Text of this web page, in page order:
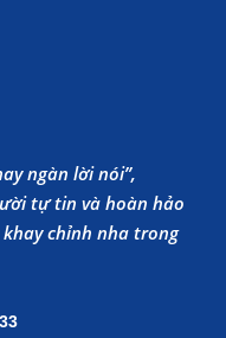
ngàn lời nói”,
tự tin và hoàn hảo
chỉnh nha trong